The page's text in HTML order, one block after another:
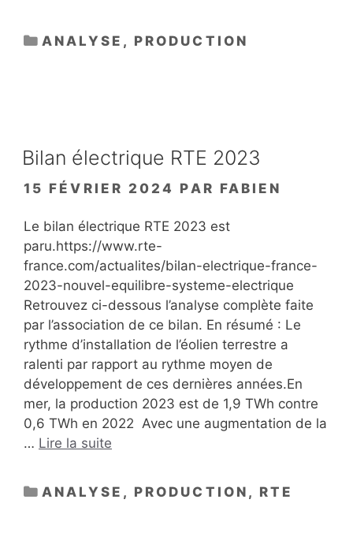
CATÉGORIES
ANALYSE , PRODUCTION
Bilan électrique RTE 2023
15 FÉVRIER 2024 PAR FABIEN
Le bilan électrique RTE 2023 est
paru.https://www.rte-
france.com/actualites/bilan-electrique-france-
2023-nouvel-equilibre-systeme-electrique
Retrouvez ci-dessous l’analyse complète faite
par l’association de ce bilan. En résumé : Le
rythme d’installation de l’éolien terrestre a
ralenti par rapport au rythme moyen de
développement de ces dernières années.En
mer, la production 2023 est de 1,9 TWh contre
0,6 TWh en 2022 Avec une augmentation de la
… Lire la suite
CATÉGORIES
ANALYSE , PRODUCTION , RTE